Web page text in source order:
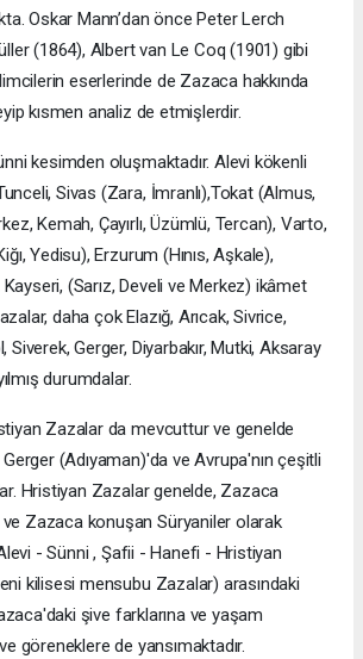
Oskar Mann’dan önce Peter Lerch
(1864), Albert van Le Coq (1901) gibi
eserlerinde de Zazaca hakkında
kısmen analiz de etmişlerdir.
kesimden oluşmaktadır. Alevi kökenli
Sivas (Zara, İmranlı),Tokat (Almus,
Kemah, Çayırlı, Üzümlü, Tercan), Varto,
Yedisu), Erzurum (Hınıs, Aşkale),
(Sarız, Develi ve Merkez) ikâmet
daha çok Elazığ, Arıcak, Sivrice,
Siverek, Gerger, Diyarbakır, Mutki, Aksaray
durumdalar.
Zazalar da mevcuttur ve genelde
(Adıyaman)'da ve Avrupa'nın çeşitli
Hristiyan Zazalar genelde, Zazaca
Zazaca konuşan Süryaniler olarak
Alevi - Sünni , Şafii - Hanefi - Hristiyan
kilisesi mensubu Zazalar) arasındaki
şive farklarına ve yaşam
göreneklere de yansımaktadır.